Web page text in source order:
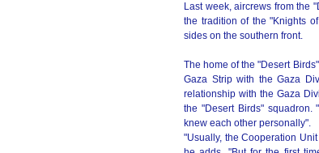
Last week, aircrews from the
the tradition of the "Knights
sides on the southern front.
The home of the "Desert
Gaza Strip with the Gaza
relationship with the Gaza
the "Desert Birds"
knew each other personally".
"Usually, the Cooperation